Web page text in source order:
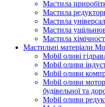
Мастила
Мастила
Мастила
Мастила
Мастила
Мастильні матеріали
Mobil оливі
Mobil оливи
Mobil оливи
Mobil оливи
будівельної та
Mobil оливи